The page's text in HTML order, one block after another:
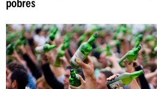
pobres